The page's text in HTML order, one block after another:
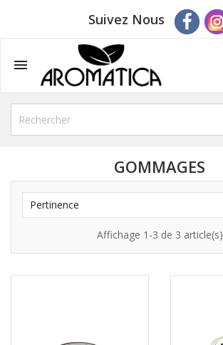
Suivez Nous

GOMMAGES
Pertinence
Affichage 1-3 de 3 article(s)